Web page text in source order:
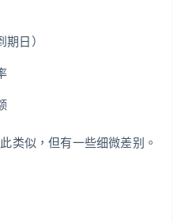
日）
类似，但有一些细微差别。